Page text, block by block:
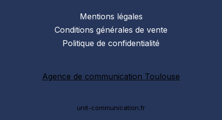
Mentions légales
Conditions générales de vente
Politique de confidentialité
Agence de communication Toulouse
unit-communication.fr